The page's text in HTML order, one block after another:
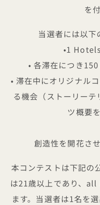
を
当選者には以下
•1
• 各滞在につき
• 滞在中にオリジナル
る機会（ストーリー
ツ概要
創造性を開花さ
本コンテストは下記の
は21歳以上であり、all
ます。当選者は1名を